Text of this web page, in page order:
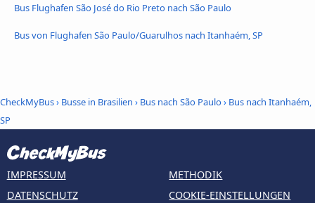
Bus Flughafen São José do Rio Preto nach São Paulo
Bus von Flughafen São Paulo/Guarulhos nach Itanhaém, SP
CheckMyBus› Busse in Brasilien › Bus nach São Paulo› Bus nach Itanhaém,
SP
IMPRESSUM
DATENSCHUTZ
METHODIK
COOKIE-EINSTELLUNGEN